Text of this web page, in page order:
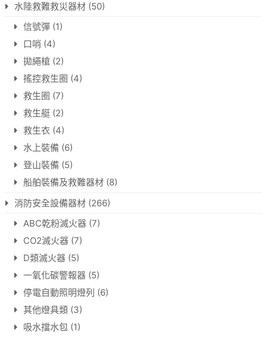
水陸救難救災器材 (50)
信號彈 (1)
口哨 (4)
拋繩槍 (2)
搖控救生圈 (4)
救生圈 (7)
救生艇 (2)
救生衣 (4)
水上裝備 (6)
登山裝備 (5)
船舶裝備及救難器材 (8)
消防安全設備器材 (266)
ABC乾粉滅火器 (7)
CO2滅火器 (7)
D類滅火器 (5)
一氧化碳警報器 (5)
停電自動照明燈列 (6)
其他燈具類 (3)
吸水擋水包 (1)